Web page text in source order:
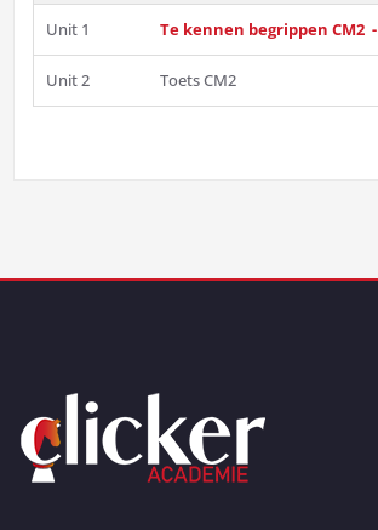
Unit 1 Te kennen begrippen CM2 -
Unit 2 Toets CM2